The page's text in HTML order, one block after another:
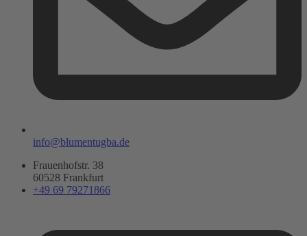
info@blumentugba.de
Frauenhofstr. 38
60528 Frankfurt
+49 69 79271866